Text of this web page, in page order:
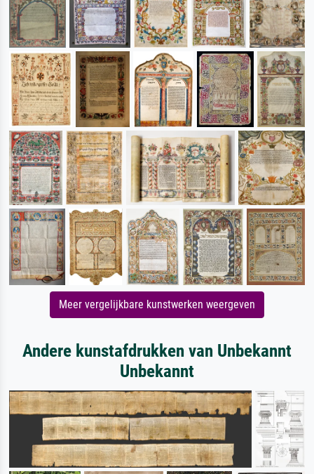
Meer vergelijkbare kunstwerken weergeven
Andere kunstafdrukken van Unbekannt
Unbekannt